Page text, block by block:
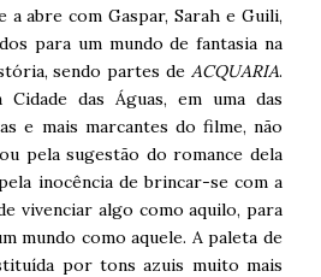
a abre com Gaspar, Sarah e Guili,
para um mundo de fantasia na
sendo partes de ACQUARIA.
Cidade das Águas, em uma das
e mais marcantes do filme, não
pela sugestão do romance dela
inocência de brincar-se com a
vivenciar algo como aquilo, para
mundo como aquele. A paleta de
por tons azuis muito mais